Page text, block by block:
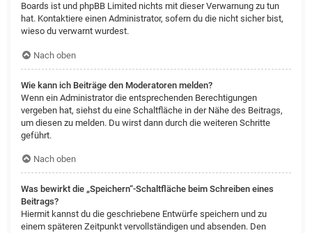
Boards ist und phpBB Limited nichts mit dieser Verwarnung zu tun
hat. Kontaktiere einen Administrator, sofern du die nicht sicher bist,
wieso du verwarnt wurdest.
Nach oben
Wie kann ich Beiträge den Moderatoren melden?
Wenn ein Administrator die entsprechenden Berechtigungen
vergeben hat, siehst du eine Schaltfläche in der Nähe des Beitrags,
um diesen zu melden. Du wirst dann durch die weiteren Schritte
geführt.
Nach oben
Was bewirkt die „Speichern“-Schaltfläche beim Schreiben eines
Beitrags?
Hiermit kannst du die geschriebene Entwürfe speichern und zu
einem späteren Zeitpunkt vervollständigen und absenden. Den